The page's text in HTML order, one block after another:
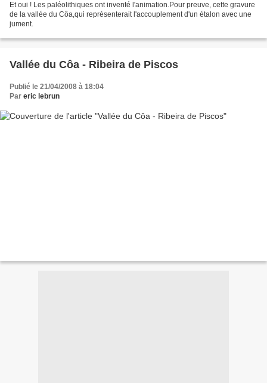
Et oui ! Les paléolithiques ont inventé l'animation.Pour preuve, cette gravure
de la vallée du Côa,qui représenterait l'accouplement d'un étalon avec une
jument.
Vallée du Côa - Ribeira de Piscos
Publié le 21/04/2008 à 18:04
Par eric lebrun